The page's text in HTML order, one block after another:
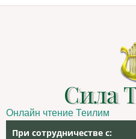
Сила
Онлайн чтение Теилим
При сотрудничестве с: